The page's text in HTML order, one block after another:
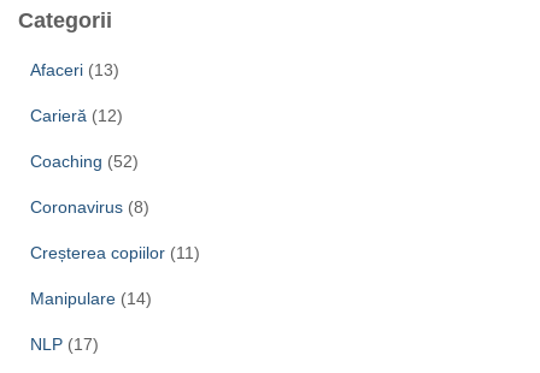
Categorii
Afaceri (13)
Carieră (12)
Coaching (52)
Coronavirus (8)
Creșterea copiilor (11)
Manipulare (14)
NLP (17)